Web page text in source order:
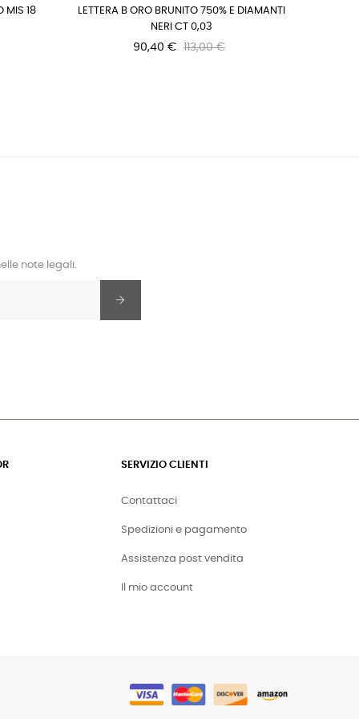
MIS 18
LETTERA B ORO BRUNITO 750% E DIAMANTI
NERI CT 0,03
90,40 € 113,00 €
note legali.
SERVIZIO CLIENTI
Contattaci
Spedizioni e pagamento
Assistenza post vendita
Il mio account